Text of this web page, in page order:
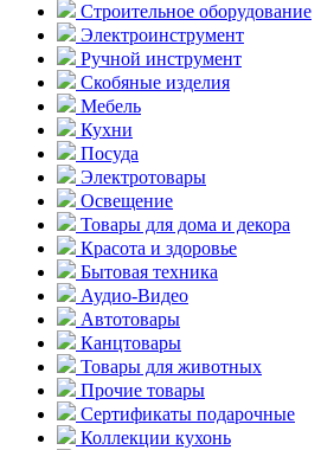
Строительное оборудование
Электроинструмент
Ручной инструмент
Скобяные изделия
Мебель
Кухни
Посуда
Электротовары
Освещение
Товары для дома и декора
Красота и здоровье
Бытовая техника
Аудио-Видео
Автотовары
Канцтовары
Товары для животных
Прочие товары
Сертификаты подарочные
Коллекции кухонь